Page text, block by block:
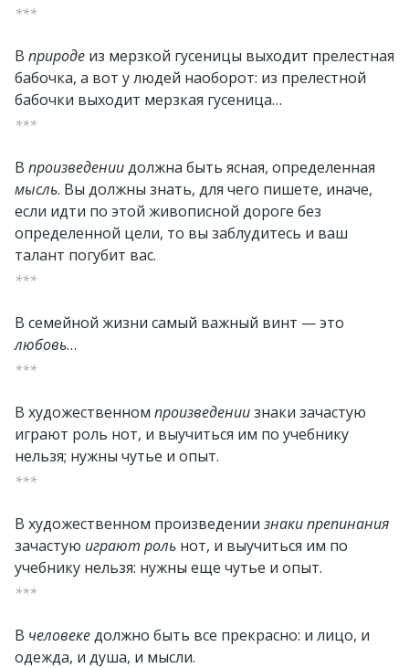
***
В природе из мерзкой гусеницы выходит прелестная
бабочка, а вот у людей наоборот: из прелестной
бабочки выходит мерзкая гусеница…
***
В произведениидолжна быть ясная, определенная
мысль. Вы должны знать, для чего пишете, иначе,
если идти по этой живописной дороге без
определенной цели, то вы заблудитесь и ваш
талант погубит вас.
***
В семейной жизни самый важный винт — это
любовь…
***
В художественном произведениизнаки зачастую
играют роль нот, и выучиться им по учебнику
нельзя; нужны чутье и опыт.
***
В художественном произведении знаки препинания
зачастую играют роль нот, и выучиться им по
учебнику нельзя: нужны еще чутье и опыт.
***
В человекедолжно быть все прекрасно: и лицо, и
одежда, и душа, и мысли.